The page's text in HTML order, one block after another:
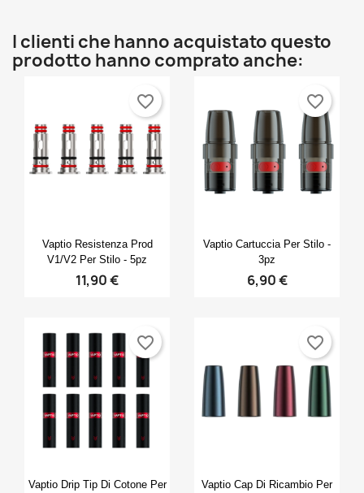
I clienti che hanno acquistato questo
prodotto hanno comprato anche:
 Anteprima
Vaptio Resistenza Prod
V1/V2 Per Stilo - 5pz
11,90 €
favorite_border
Anteprima
Vaptio Cartuccia Per Stilo -
3pz
6,90 €
favorite_border
Anteprima
Vaptio Drip Tip Di Cotone Per
favorite_border
Anteprima
Vaptio Cap Di Ricambio Per
favorite_border